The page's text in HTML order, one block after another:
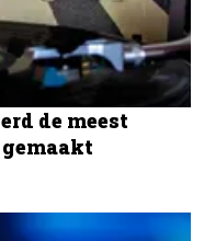
de meest